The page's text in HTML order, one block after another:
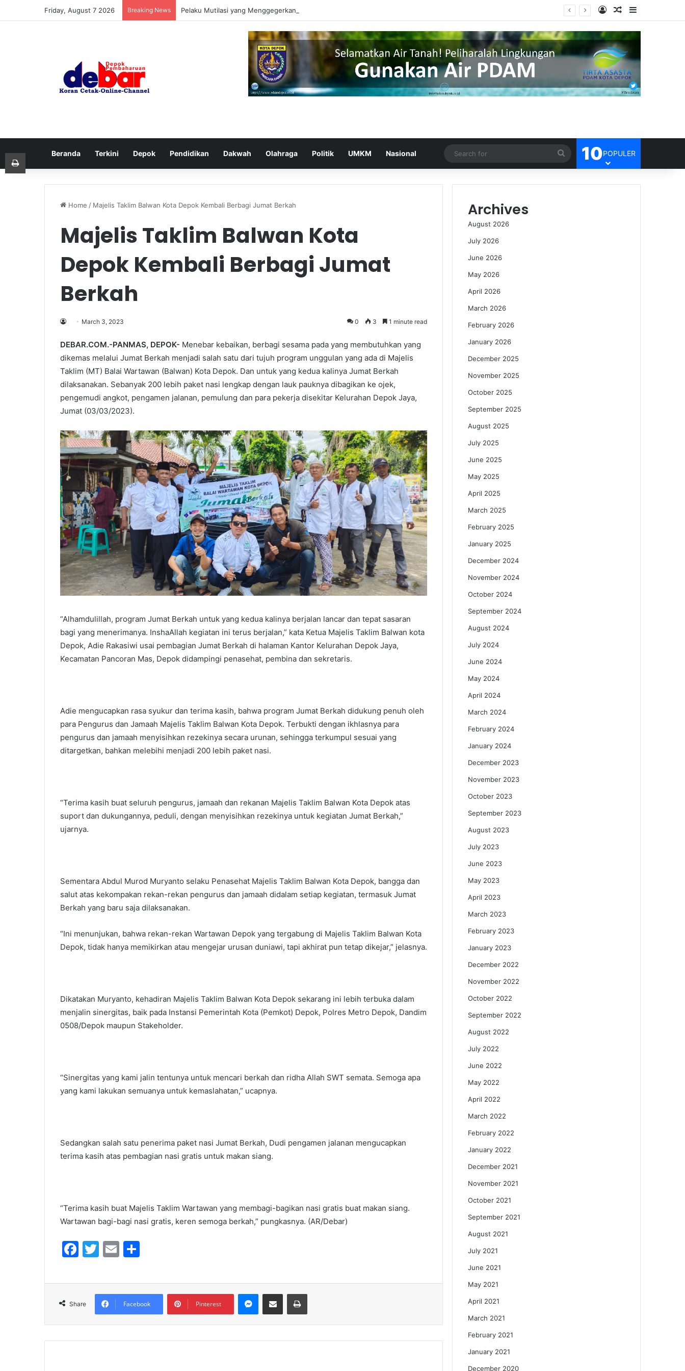
Friday, August 7 2026 Breaking News Pelaku Mutilasi yang Menggegerkan Depok, Berhasil Ditangkap Log InRandom Article
Beranda Terkini Depok Pendidikan Dakwah Olahraga Politik UMKM Nasional
Search
for
10POPULER
Home / Majelis Taklim Balwan Kota Depok Kembali Berbagi Jumat Berkah
Majelis Taklim Balwan Kota
Depok Kembali Berbagi Jumat
Berkah
March 3, 2023 0 3 1 minute read
DEBAR.COM.-PANMAS, DEPOK- Menebar kebaikan, berbagi sesama pada yang membutuhkan yang
dikemas melalui Jumat Berkah menjadi salah satu dari tujuh program unggulan yang ada di Majelis
Taklim (MT) Balai Wartawan (Balwan) Kota Depok. Dan untuk yang kedua kalinya Jumat Berkah
dilaksanakan. Sebanyak 200 lebih paket nasi lengkap dengan lauk pauknya dibagikan ke ojek,
pengemudi angkot, pengamen jalanan, pemulung dan para pekerja disekitar Kelurahan Depok Jaya,
Jumat (03/03/2023).
“Alhamdulillah, program Jumat Berkah untuk yang kedua kalinya berjalan lancar dan tepat sasaran
bagi yang menerimanya. InshaAllah kegiatan ini terus berjalan,” kata Ketua Majelis Taklim Balwan kota
Depok, Adie Rakasiwi usai pembagian Jumat Berkah di halaman Kantor Kelurahan Depok Jaya,
Kecamatan Pancoran Mas, Depok didampingi penasehat, pembina dan sekretaris.
Adie mengucapkan rasa syukur dan terima kasih, bahwa program Jumat Berkah didukung penuh oleh
para Pengurus dan Jamaah Majelis Taklim Balwan Kota Depok. Terbukti dengan ikhlasnya para
pengurus dan jamaah menyisihkan rezekinya secara urunan, sehingga terkumpul sesuai yang
ditargetkan, bahkan melebihi menjadi 200 lebih paket nasi.
“Terima kasih buat seluruh pengurus, jamaah dan rekanan Majelis Taklim Balwan Kota Depok atas
suport dan dukungannya, peduli, dengan menyisihkan rezekinya untuk kegiatan Jumat Berkah,”
ujarnya.
Sementara Abdul Murod Muryanto selaku Penasehat Majelis Taklim Balwan Kota Depok, bangga dan
salut atas kekompakan rekan-rekan pengurus dan jamaah didalam setiap kegiatan, termasuk Jumat
Berkah yang baru saja dilaksanakan.
“Ini menunjukan, bahwa rekan-rekan Wartawan Depok yang tergabung di Majelis Taklim Balwan Kota
Depok, tidak hanya memikirkan atau mengejar urusan duniawi, tapi akhirat pun tetap dikejar,” jelasnya.
Dikatakan Muryanto, kehadiran Majelis Taklim Balwan Kota Depok sekarang ini lebih terbuka dalam
menjalin sinergitas, baik pada Instansi Pemerintah Kota (Pemkot) Depok, Polres Metro Depok, Dandim
0508/Depok maupun Stakeholder.
“Sinergitas yang kami jalin tentunya untuk mencari berkah dan ridha Allah SWT semata. Semoga apa
yang kami lakukan semuanya untuk kemaslahatan,” ucapnya.
Sedangkan salah satu penerima paket nasi Jumat Berkah, Dudi pengamen jalanan mengucapkan
terima kasih atas pembagian nasi gratis untuk makan siang.
“Terima kasih buat Majelis Taklim Wartawan yang membagi-bagikan nasi gratis buat makan siang.
Wartawan bagi-bagi nasi gratis, keren semoga berkah,” pungkasnya. (AR/Debar)
F
c
e
o
o
T
itt
er
E
ai
l
ar
e
Share Facebook Pinterest
Archives
August 2026
July 2026
June 2026
May 2026
April 2026
March 2026
February 2026
January 2026
December 2025
November 2025
October 2025
September 2025
August 2025
July 2025
June 2025
May 2025
April 2025
March 2025
February 2025
January 2025
December 2024
November 2024
October 2024
September 2024
August 2024
July 2024
June 2024
May 2024
April 2024
March 2024
February 2024
January 2024
December 2023
November 2023
October 2023
September 2023
August 2023
July 2023
June 2023
May 2023
April 2023
March 2023
February 2023
January 2023
December 2022
November 2022
October 2022
September 2022
August 2022
July 2022
June 2022
May 2022
April 2022
March 2022
February 2022
January 2022
December 2021
November 2021
October 2021
September 2021
August 2021
July 2021
June 2021
May 2021
April 2021
March 2021
February 2021
January 2021
December 2020